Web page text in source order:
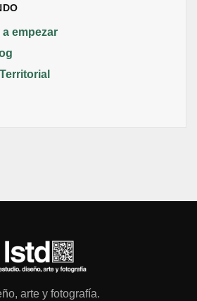
empezar
arte y fotografía.